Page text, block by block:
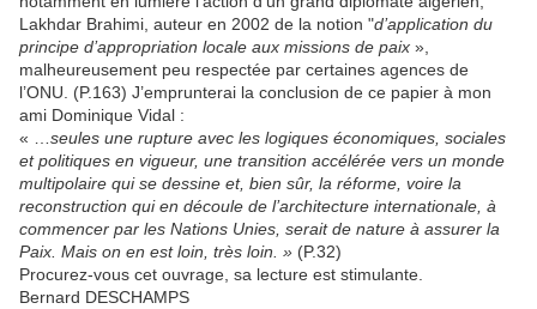
Lakhdar Brahimi, auteur en 2002 de la notion "d’application du
principe d’appropriation locale aux missions de paix »,
malheureusement peu respectée par certaines agences de
l’ONU. (P.163) J’emprunterai la conclusion de ce papier à mon
ami Dominique Vidal :
« … seules une rupture avec les logiques économiques, sociales
et politiques en vigueur, une transition accélérée vers un monde
multipolaire qui se dessine et, bien sûr, la réforme, voire la
reconstruction qui en découle de l’architecture internationale, à
commencer par les Nations Unies, serait de nature à assurer la
Paix. Mais on en est loin, très loin. » (P.32)
Procurez-vous cet ouvrage, sa lecture est stimulante.
Bernard DESCHAMPS